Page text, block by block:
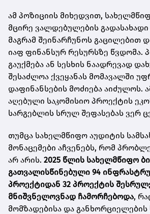
ამ პოზიციის მიხედვით,
მცირე ვალდებულების
მაგრამ შეინარჩუნოს გაცილებით
იაფ ფინანსურ რესურსზე წვდომა.
გაუქმება ან სესხის ნაადრევად
შესაძლოა ქვეყანას მომავალში
დაფინანსების მოძიება აიძულოს.
აღებული საკომისიო პროექტის
სარგებლის სრულ შეფასებას ვერ
თუმცა სახელმწიფო აუდიტის
მონაცემები აჩვენებს, რომ
არ არის. 2025 წლის სახელმწიფო
გათვალისწინებული 94
პროექტიდან 32 პროექტის
მნიშვნელოვნად ჩამორჩებოდა,
მომზადებისა და განხორციელების